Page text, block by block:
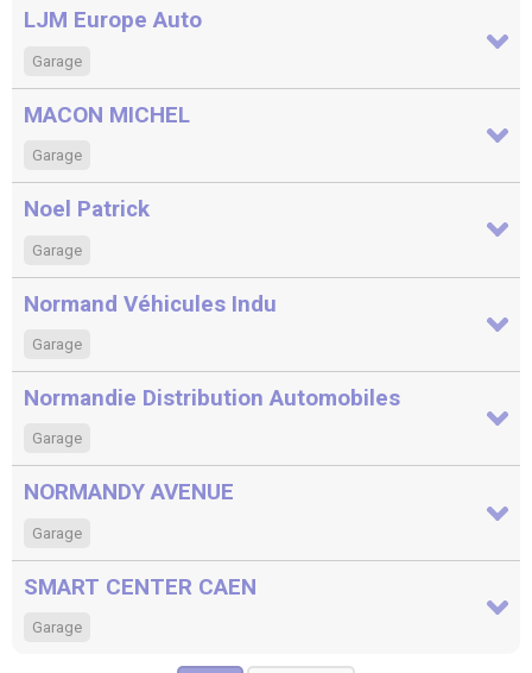
LJM Europe Auto
Garage
MACON MICHEL
Garage
Noel Patrick
Garage
Normand Véhicules Indu
Garage
Normandie Distribution Automobiles
Garage
NORMANDY AVENUE
Garage
SMART CENTER CAEN
Garage